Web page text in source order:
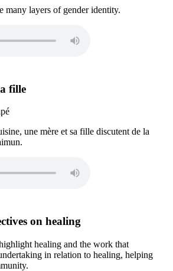
many layers of gender identity.
fille
une mère et sa fille discutent de la
on healing
healing and the work that
in relation to healing, helping